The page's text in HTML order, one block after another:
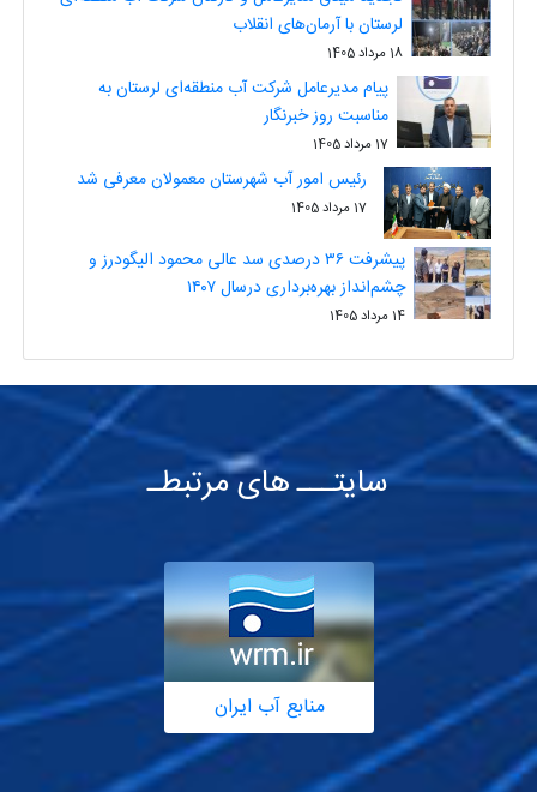
لرستان با آرمان‌های انقلاب
18 مرداد 1405
پیام مدیرعامل شرکت آب منطقه‌ای لرستان به
مناسبت روز خبرنگار
17 مرداد 1405
رئیس امور آب شهرستان معمولان معرفی شد
17 مرداد 1405
پیشرفت ۳۶ درصدی سد عالی محمود الیگودرز و
چشم‌انداز بهره‌برداری درسال ۱۴۰۷
14 مرداد 1405
سایتـــ های مرتبطـ
منابع آب ایران